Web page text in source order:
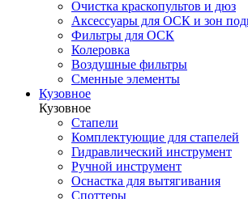
Очистка краскопультов и дюз
Аксессуары для ОСК и зон
Фильтры для ОСК
Колеровка
Воздушные фильтры
Сменные элементы
Кузовное
Кузовное
Стапели
Комплектующие для стапелей
Гидравлический инструмент
Ручной инструмент
Оснастка для вытягивания
Споттеры